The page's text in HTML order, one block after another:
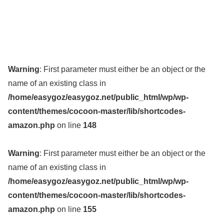
Warning: First parameter must either be an object or the
name of an existing class in
/home/easygoz/easygoz.net/public_html/wp/wp-
content/themes/cocoon-master/lib/shortcodes-
amazon.php on line 148
Warning: First parameter must either be an object or the
name of an existing class in
/home/easygoz/easygoz.net/public_html/wp/wp-
content/themes/cocoon-master/lib/shortcodes-
amazon.php on line 155